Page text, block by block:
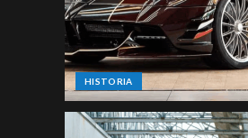
HISTORIA